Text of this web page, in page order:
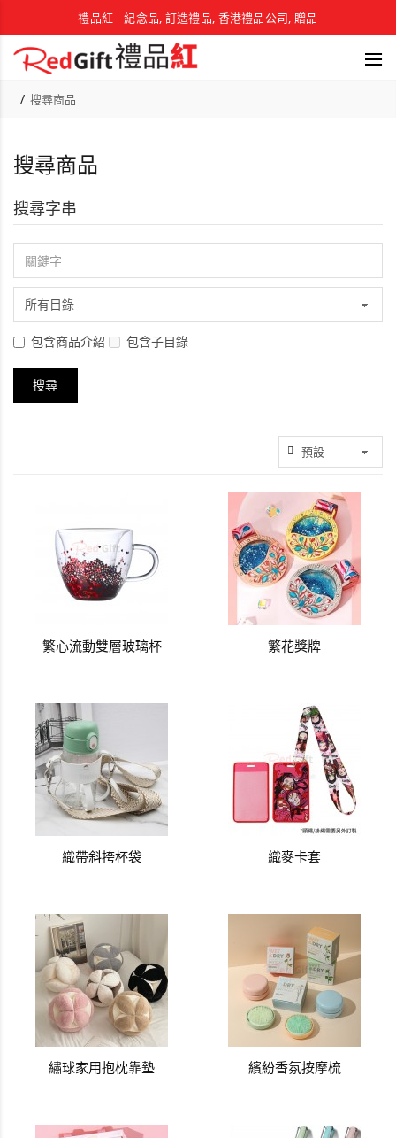
禮品紅 - 紀念品, 訂造禮品, 香港禮品公司, 贈品
搜尋商品
搜尋商品
搜尋字串
包含商品介紹 包含子目錄
繁心流動雙層玻璃杯 繁花獎牌
織帶斜挎杯袋 織麥卡套
繡球家用抱枕靠墊 繽紛香氛按摩梳